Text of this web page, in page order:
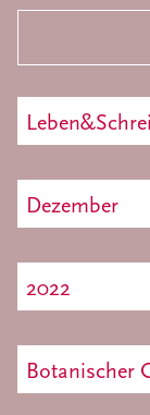
Dezember
2022
Botanischer